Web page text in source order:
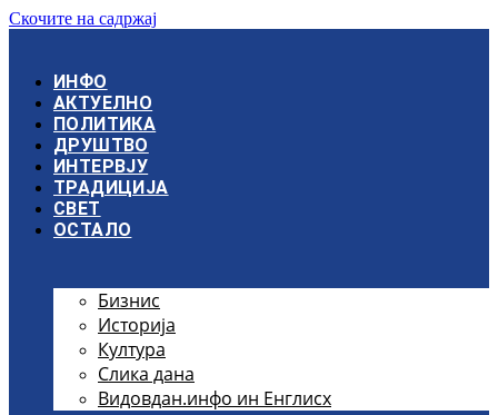
Скочите на садржај
ИНФО
АКТУЕЛНО
ПОЛИТИКА
ДРУШТВО
ИНТЕРВЈУ
ТРАДИЦИЈА
СВЕТ
ОСТАЛО
Бизнис
Историја
Култура
Слика дана
Видовдан.инфо ин Енглисх